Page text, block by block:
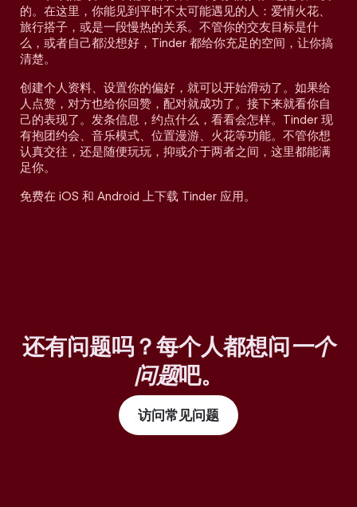
的。在这里，你能见到平时不太可能遇见的人：爱情火花、
旅行搭子，或是一段慢热的关系。不管你的交友目标是什
么，或者自己都没想好，Tinder 都给你充足的空间，让你搞
清楚。
创建个人资料、设置你的偏好，就可以开始滑动了。如果给
人点赞，对方也给你回赞，配对就成功了。接下来就看你自
己的表现了。发条信息，约点什么，看看会怎样。Tinder 现
有抱团约会、音乐模式、位置漫游、火花等功能。不管你想
认真交往，还是随便玩玩，抑或介于两者之间，这里都能满
足你。
免费在 iOS 和 Android 上下载 Tinder 应用。
还有问题吗？每个人都想问一个
问题吧。
访问常见问题